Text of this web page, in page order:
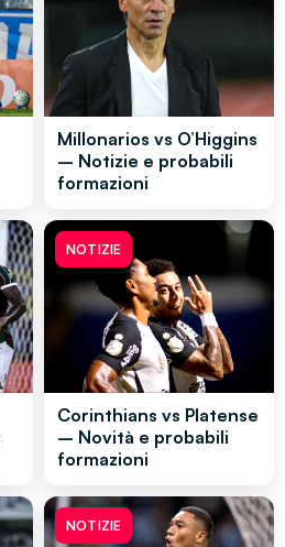
Millonarios vs O’Higgins
– Notizie e probabili
formazioni
NOTIZIE
Corinthians vs Platense
– Novità e probabili
formazioni
NOTIZIE